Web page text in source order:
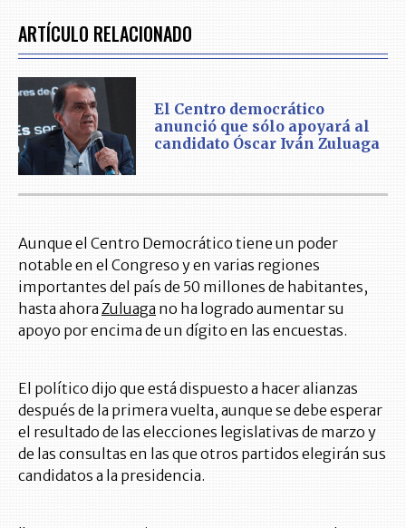
ARTÍCULO RELACIONADO
El Centro democrático
anunció que sólo apoyará al
candidato Óscar Iván Zuluaga
Aunque el Centro Democrático tiene un poder
notable en el Congreso y en varias regiones
importantes del país de 50 millones de habitantes,
hasta ahoraZuluaga no ha logrado aumentar su
apoyo por encima de un dígito en las encuestas.
El político dijo que está dispuesto a hacer alianzas
después de la primera vuelta, aunque se debe esperar
el resultado de las elecciones legislativas de marzo y
de las consultas en las que otros partidos elegirán sus
candidatos a la presidencia.